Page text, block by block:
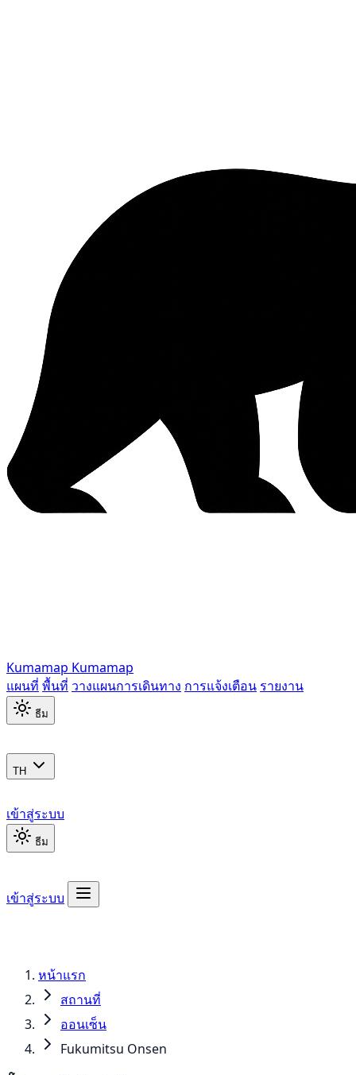
Kumamap Kumamap
แผนที่ พื้นที่ วางแผนการเดินทาง การแจ้งเตือน รายงาน
ธีม
TH
เข้าสู่ระบบ
ธีม
เข้าสู่ระบบ
หน้าแรก
สถานที่
ออนเซ็น
Fukumitsu Onsen